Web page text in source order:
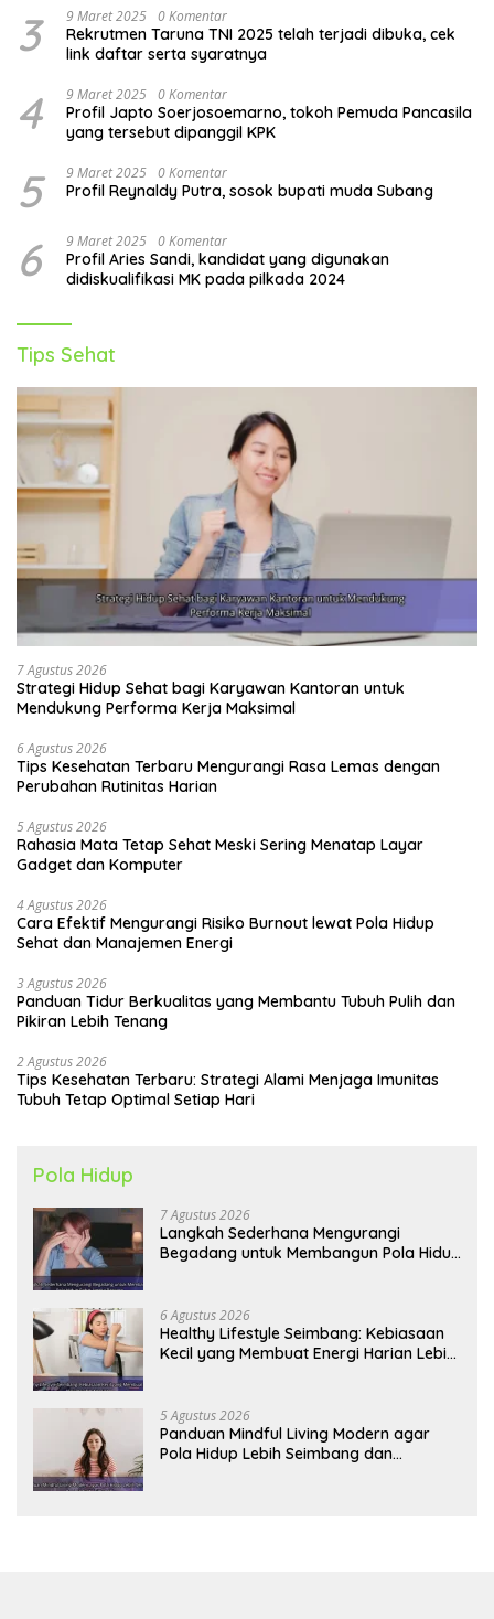
3 9 Maret 2025 0 Komentar
Rekrutmen Taruna TNI 2025 telah terjadi dibuka, cek
link daftar serta syaratnya
4 9 Maret 2025 0 Komentar
Profil Japto Soerjosoemarno, tokoh Pemuda Pancasila
yang tersebut dipanggil KPK
5 9 Maret 2025 0 Komentar
Profil Reynaldy Putra, sosok bupati muda Subang
6 9 Maret 2025 0 Komentar
Profil Aries Sandi, kandidat yang digunakan
didiskualifikasi MK pada pilkada 2024
Tips Sehat
7 Agustus 2026
Strategi Hidup Sehat bagi Karyawan Kantoran untuk
Mendukung Performa Kerja Maksimal
6 Agustus 2026
Tips Kesehatan Terbaru Mengurangi Rasa Lemas dengan
Perubahan Rutinitas Harian
5 Agustus 2026
Rahasia Mata Tetap Sehat Meski Sering Menatap Layar
Gadget dan Komputer
4 Agustus 2026
Cara Efektif Mengurangi Risiko Burnout lewat Pola Hidup
Sehat dan Manajemen Energi
3 Agustus 2026
Panduan Tidur Berkualitas yang Membantu Tubuh Pulih dan
Pikiran Lebih Tenang
2 Agustus 2026
Tips Kesehatan Terbaru: Strategi Alami Menjaga Imunitas
Tubuh Tetap Optimal Setiap Hari
Pola Hidup
7 Agustus 2026
Langkah Sederhana Mengurangi
Begadang untuk Membangun Pola Hidup
6 Agustus 2026
Healthy Lifestyle Seimbang: Kebiasaan
Kecil yang Membuat Energi Harian Lebih
5 Agustus 2026
Panduan Mindful Living Modern agar
Pola Hidup Lebih Seimbang dan